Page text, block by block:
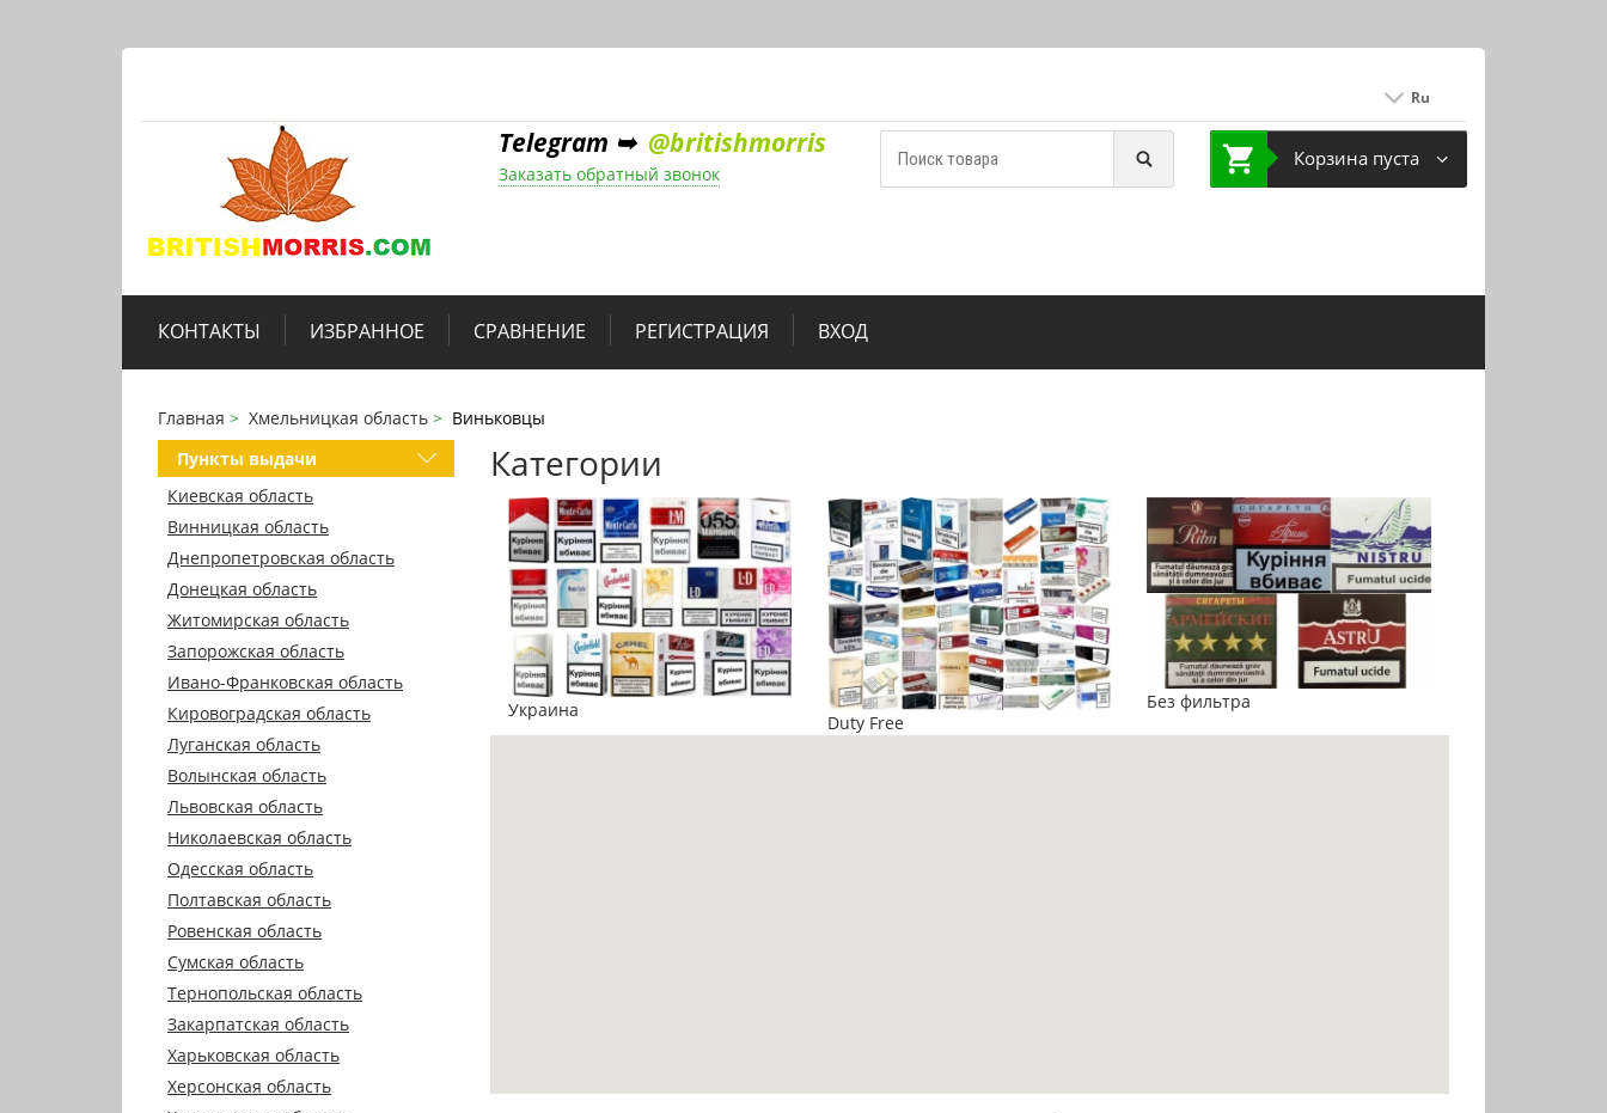
Ru
Telegram ➥ @britishmorris
Заказать обратный звонок
Корзина пуста
КОНТАКТЫ ИЗБРАННОЕ СРАВНЕНИЕ РЕГИСТРАЦИЯ ВХОД
Главная Хмельницкая область
Виньковцы
Пункты выдачи
Киевская область
Винницкая область
Днепропетровская область
Донецкая область
Житомирская область
Запорожская область
Ивано-Франковская область
Кировоградская область
Луганская область
Волынская область
Львовская область
Николаевская область
Одесская область
Полтавская область
Ровенская область
Сумская область
Тернопольская область
Закарпатская область
Харьковская область
Херсонская область
Категории
Украина
Duty Free
Без фильтра